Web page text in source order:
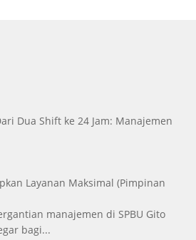
Dua Shift ke 24 Jam: Manajemen
Layanan Maksimal (Pimpinan
manajemen di SPBU Gito
bagi...